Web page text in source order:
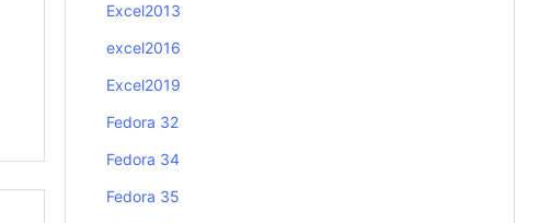
Excel2013
excel2016
Excel2019
Fedora 32
Fedora 34
Fedora 35